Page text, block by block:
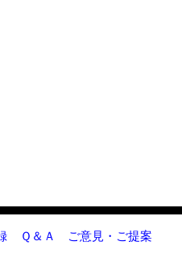
Ｑ＆Ａ ご意見・ご提案